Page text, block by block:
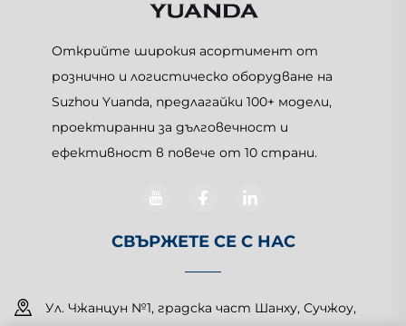
Открийте широкия асортимент от
рознично и логистическо оборудване на
Suzhou Yuanda, предлагайки 100+ модели,
проектиранни за дълговечност и
ефективност в повече от 10 страни.
СВЪРЖЕТЕ СЕ С НАС
Ул. Чжанцун №1, градска част Шанху, Сучжоу,